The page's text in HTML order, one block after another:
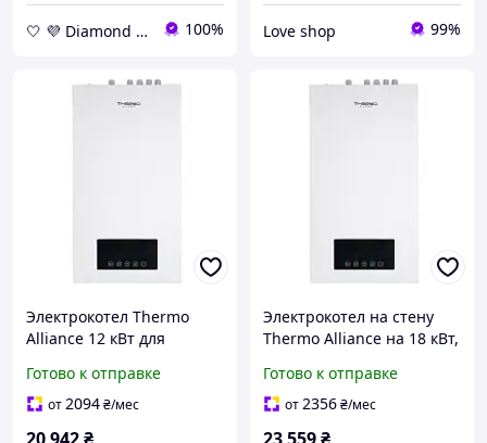
🤍 💜 Diamond 🤍 💜 100% Love shop 99%
Электрокотел Thermo
Alliance 12 кВт для
надежный котел с
насосом и
Готово к отправке
от2094₴/мес
Электрокотел на стену
Thermo Alliance на 18 кВт,
для отопления дома и
квартиры
Готово к отправке
от2356₴/мес